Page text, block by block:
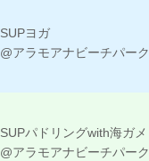
SUPヨガ
@アラモアナビーチパーク
SUPパドリングwith海ガメ
@アラモアナビーチパーク